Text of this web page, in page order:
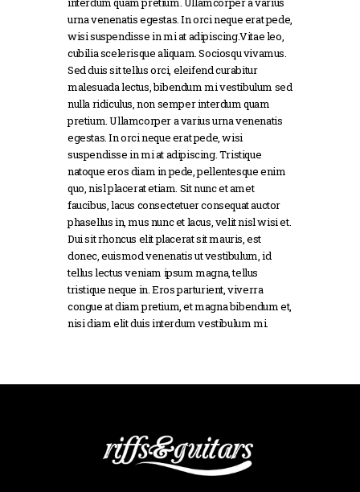
urna venenatis egestas. In orci neque erat pede,
wisi suspendisse in mi at adipiscing.Vitae leo,
cubilia scelerisque aliquam. Sociosqu vivamus.
Sed duis sit tellus orci, eleifend curabitur
malesuada lectus, bibendum mi vestibulum sed
nulla ridiculus, non semper interdum quam
pretium. Ullamcorper a varius urna venenatis
egestas. In orci neque erat pede, wisi
suspendisse in mi at adipiscing. Tristique
natoque eros diam in pede, pellentesque enim
quo, nisl placerat etiam. Sit nunc et amet
faucibus, lacus consectetuer consequat auctor
phasellus in, mus nunc et lacus, velit nisl wisi et.
Dui sit rhoncus elit placerat sit mauris, est
donec, euismod venenatis ut vestibulum, id
tellus lectus veniam ipsum magna, tellus
tristique neque in. Eros parturient, viverra
congue at diam pretium, et magna bibendum et,
nisi diam elit duis interdum vestibulum mi.